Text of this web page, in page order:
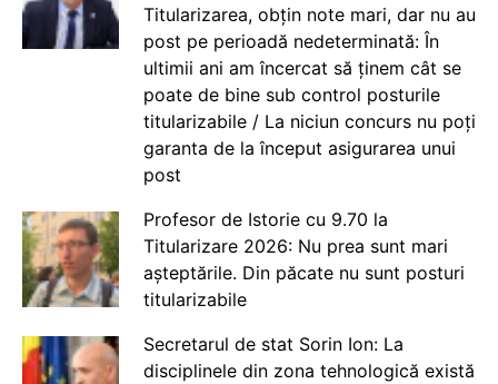
Titularizarea, obțin note mari, dar nu au
post pe perioadă nedeterminată: În
ultimii ani am încercat să ținem cât se
poate de bine sub control posturile
titularizabile / La niciun concurs nu poți
garanta de la început asigurarea unui
post
Profesor de Istorie cu 9.70 la
Titularizare 2026: Nu prea sunt mari
așteptările. Din păcate nu sunt posturi
titularizabile
Secretarul de stat Sorin Ion: La
disciplinele din zona tehnologică există